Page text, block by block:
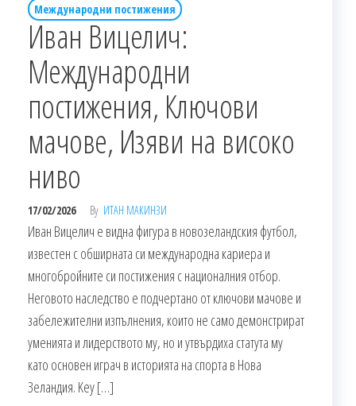
Международни постижения
Иван Вицелич:
Международни
постижения, Ключови
мачове, Изяви на високо
ниво
17/02/2026 By ИТАН МАКИНЗИ
Иван Вицелич е видна фигура в новозеландския футбол,
известен с обширната си международна кариера и
многобройните си постижения с националния отбор.
Неговото наследство е подчертано от ключови мачове и
забележителни изпълнения, които не само демонстрират
уменията и лидерството му, но и утвърдиха статута му
като основен играч в историята на спорта в Нова
Зеландия. Key […]